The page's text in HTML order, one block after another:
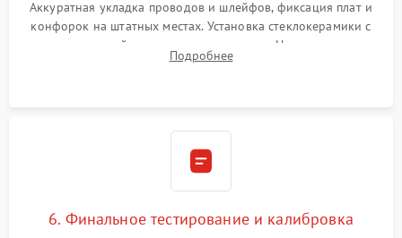
Аккуратная укладка проводов и шлейфов, фиксация плат и
конфорок на штатных местах. Установка стеклокерамики с
проверкой равномерности зазоров. Нанесение
термостойкого герметика или укладка уплотнительной
Подробнее
6. Финальное тестирование и калибровка